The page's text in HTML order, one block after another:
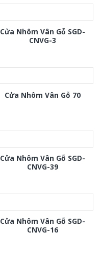
Cửa Nhôm Vân Gỗ SGD-
CNVG-3
Cửa Nhôm Vân Gỗ 70
Cửa Nhôm Vân Gỗ SGD-
CNVG-39
Cửa Nhôm Vân Gỗ SGD-
CNVG-16